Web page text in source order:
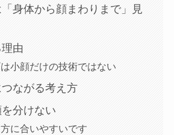
身体から顔まわりまで」見
由
小顔だけの技術ではない
ながる考え方
分けない
に合いやすいです